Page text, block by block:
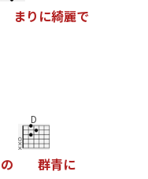
まり に綺麗で
の
D
群青に